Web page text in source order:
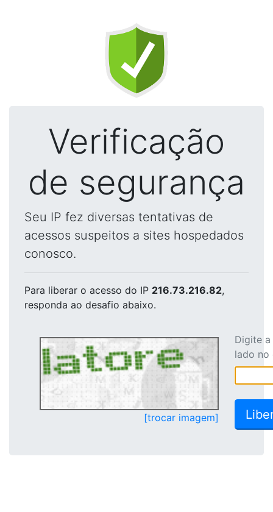
Verificação
de segurança
Seu IP fez diversas tentativas de
acessos suspeitos a sites hospedados
conosco.
Para liberar o acesso do IP 216.73.216.82,
responda ao desafio abaixo.
[trocar imagem]
Digite
lado no